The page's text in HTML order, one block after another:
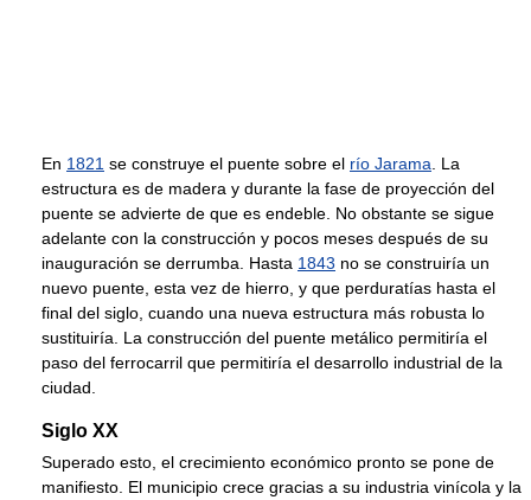
En 1821 se construye el puente sobre el río Jarama. La
estructura es de madera y durante la fase de proyección del
puente se advierte de que es endeble. No obstante se sigue
adelante con la construcción y pocos meses después de su
inauguración se derrumba. Hasta 1843 no se construiría un
nuevo puente, esta vez de hierro, y que perduratías hasta el
final del siglo, cuando una nueva estructura más robusta lo
sustituiría. La construcción del puente metálico permitiría el
paso del ferrocarril que permitiría el desarrollo industrial de la
ciudad.
Siglo XX
Superado esto, el crecimiento económico pronto se pone de
manifiesto. El municipio crece gracias a su industria vinícola y la